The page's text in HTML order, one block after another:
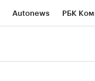
Autonews РБК